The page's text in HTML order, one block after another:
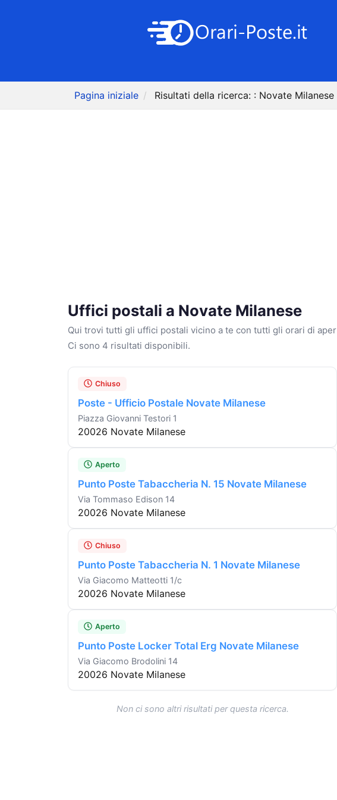
Pagina iniziale Risultati della ricerca: : Novate Milanese
Uffici postali a Novate Milanese
Qui trovi tutti gli uffici postali vicino a te con tutti gli orari di
Ci sono 4 risultati disponibili.
Chiuso
Poste - Ufficio Postale Novate Milanese
Piazza Giovanni Testori 1
20026 Novate Milanese
Aperto
Punto Poste Tabaccheria N. 15 Novate Milanese
Via Tommaso Edison 14
20026 Novate Milanese
Chiuso
Punto Poste Tabaccheria N. 1 Novate Milanese
Via Giacomo Matteotti 1/c
20026 Novate Milanese
Aperto
Punto Poste Locker Total Erg Novate Milanese
Via Giacomo Brodolini 14
20026 Novate Milanese
Non ci sono altri risultati per questa ricerca.